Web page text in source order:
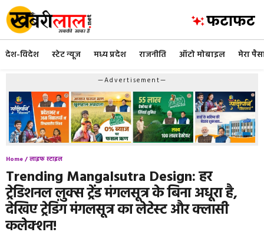
Skip
to
content
देश-विदेश स्टेट न्यूज मध्य प्रदेश राजनीति ऑटो मोबाइल मेरा
—Advertisement—
Home /लाइफ स्टाइल
Trending Mangalsutra Design: हर
ट्रेडिशनल लुक्स ट्रेंड मंगलसूत्र के बिना अधूरा है,
देखिए ट्रेडिंग मंगलसूत्र का लेटेस्ट और क्लासी
कलेक्शन!